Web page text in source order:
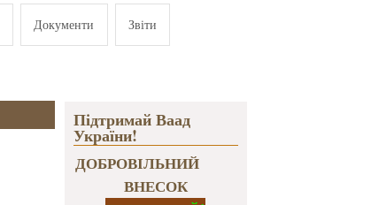
Документи Звіти
Підтримай Ваад
України!
ДОБРОВІЛЬНИЙ
ВНЕСОК